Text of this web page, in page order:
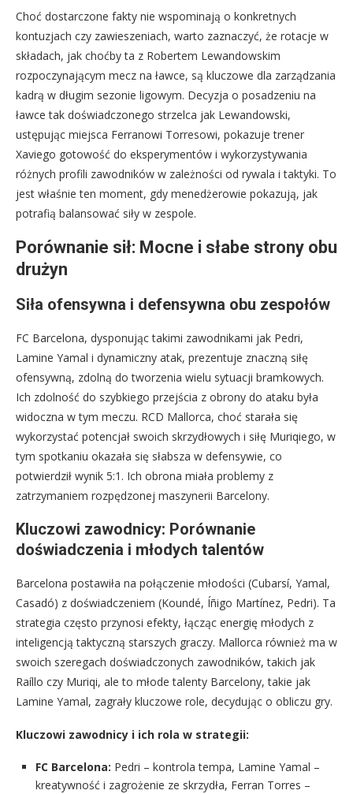
Choć dostarczone fakty nie wspominają o konkretnych
kontuzjach czy zawieszeniach, warto zaznaczyć, że rotacje w
składach, jak choćby ta z Robertem Lewandowskim
rozpoczynającym mecz na ławce, są kluczowe dla zarządzania
kadrą w długim sezonie ligowym. Decyzja o posadzeniu na
ławce tak doświadczonego strzelca jak Lewandowski,
ustępując miejsca Ferranowi Torresowi, pokazuje trener
Xaviego gotowość do eksperymentów i wykorzystywania
różnych profili zawodników w zależności od rywala i taktyki. To
jest właśnie ten moment, gdy menedżerowie pokazują, jak
potrafią balansować siły w zespole.
Porównanie sił: Mocne i słabe strony obu
drużyn
Siła ofensywna i defensywna obu zespołów
FC Barcelona, dysponując takimi zawodnikami jak Pedri,
Lamine Yamal i dynamiczny atak, prezentuje znaczną siłę
ofensywną, zdolną do tworzenia wielu sytuacji bramkowych.
Ich zdolność do szybkiego przejścia z obrony do ataku była
widoczna w tym meczu. RCD Mallorca, choć starała się
wykorzystać potencjał swoich skrzydłowych i siłę Muriqiego, w
tym spotkaniu okazała się słabsza w defensywie, co
potwierdził wynik 5:1. Ich obrona miała problemy z
zatrzymaniem rozpędzonej maszynerii Barcelony.
Kluczowi zawodnicy: Porównanie
doświadczenia i młodych talentów
Barcelona postawiła na połączenie młodości (Cubarsí, Yamal,
Casadó) z doświadczeniem (Koundé, Íñigo Martínez, Pedri). Ta
strategia często przynosi efekty, łącząc energię młodych z
inteligencją taktyczną starszych graczy. Mallorca również ma w
swoich szeregach doświadczonych zawodników, takich jak
Raíllo czy Muriqi, ale to młode talenty Barcelony, takie jak
Lamine Yamal, zagrały kluczowe role, decydując o obliczu gry.
Kluczowi zawodnicy i ich rola w strategii:
FC Barcelona: Pedri – kontrola tempa, Lamine Yamal –
kreatywność i zagrożenie ze skrzydła, Ferran Torres –